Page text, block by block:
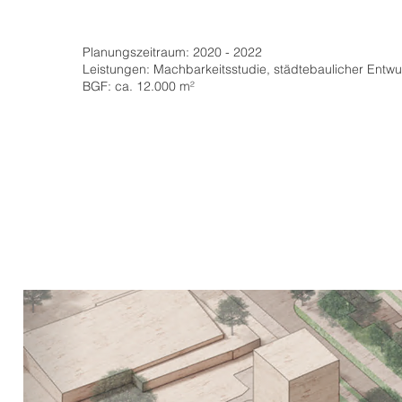
Planungszeitraum: 2020 - 2022
Leistungen: Machbarkeitsstudie, städtebaulicher
BGF: ca. 12.000 m²